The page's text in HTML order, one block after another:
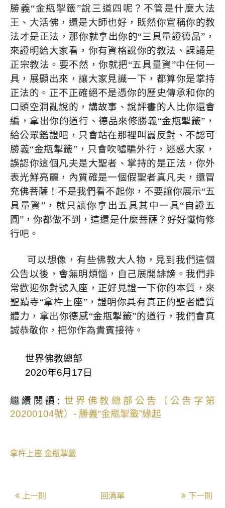
勝義“金瓶掣籤”說三道四呢？不管是什麼大法
王、大活佛，還是大師也好，既然你宣稱你的教
法才是正法，那你就拿出你的“三具量證德品”，
來證明給大家看，你有資格說你的教法、課誦是
正宗教法。要不然，你就把“五具量資”中任何一
具，展顯出來，讓大家見識一下，都算你是掌持
正法的。正不正確絕不是憑你的歷史傳承和你的
口頭空洞亂說的，講故事、說評書的人比你還會
編，拿出你的道行、德品來修勝義“金瓶掣籤”，
給公眾鑑證吧，只會站在那裡叫囂反對、不認可
勝義“金瓶掣籤”，只會吹噓騙外行，迷惑大家，
誤認你這個凡夫是大聖者、掌持的是正法，你外
表光鮮亮麗，內質確是一個假聖者真凡夫，還冒
充佛菩薩！不是我們看不起你，不要讓你展示“五
具量資”，就只讓你拿出五具其中一具“自證五
圓”，你都做不到，這還是什麼菩薩？好好懺悔修
行吧。
可以想像，有些佛教大人物，見到我們這個
公告以後，會無明煩惱，自己展開誹謗。我們非
常歡迎你對號入座，正好見證一下你的本質，來
聖蹟寺“拿杵上座”，證明你具有真正的聖者體質
體力，拿出你德感“金瓶掣籤”的道行，我們會真
誠恭敬你，把你作為貴賓接待。
世界佛教總部
2020年6月 17 日
繼續閱讀: 世界佛教總部公告（公告字第
20200104號）- 勝義“金瓶掣籤”緣起
拿杵上座 金瓶掣籤
上一則 回清單 下一則